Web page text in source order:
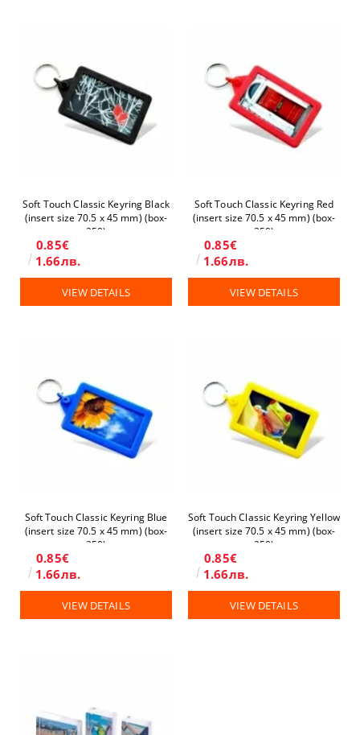
Soft Touch Classic Keyring Black
(insert size 70.5 x 45 mm) (box-
250)
0.85€
1.66лв.
VIEW DETAILS
Soft Touch Classic Keyring Red
(insert size 70.5 x 45 mm) (box-
250)
0.85€
1.66лв.
VIEW DETAILS
Soft Touch Classic Keyring Blue
(insert size 70.5 x 45 mm) (box-
250)
0.85€
1.66лв.
VIEW DETAILS
Soft Touch Classic Keyring Yellow
(insert size 70.5 x 45 mm) (box-
250)
0.85€
1.66лв.
VIEW DETAILS